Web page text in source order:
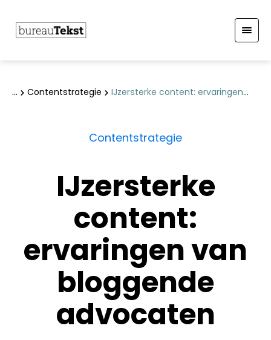
Contentstrategie
IJzersterke content: ervaringen
Contentstrategie
IJzersterke
content:
ervaringen van
bloggende
advocaten